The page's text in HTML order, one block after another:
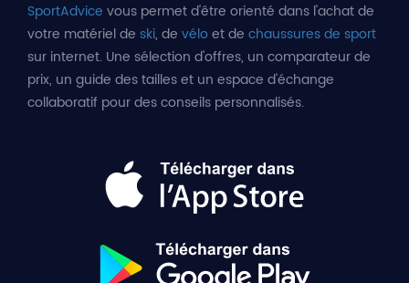
SportAdvice vous permet d'être orienté dans l'achat de
votre matériel de ski, de véloet de chaussures de sport
sur internet. Une sélection d'offres, un comparateur de
prix, un guide des tailles et un espace d'échange
collaboratif pour des conseils personnalisés.